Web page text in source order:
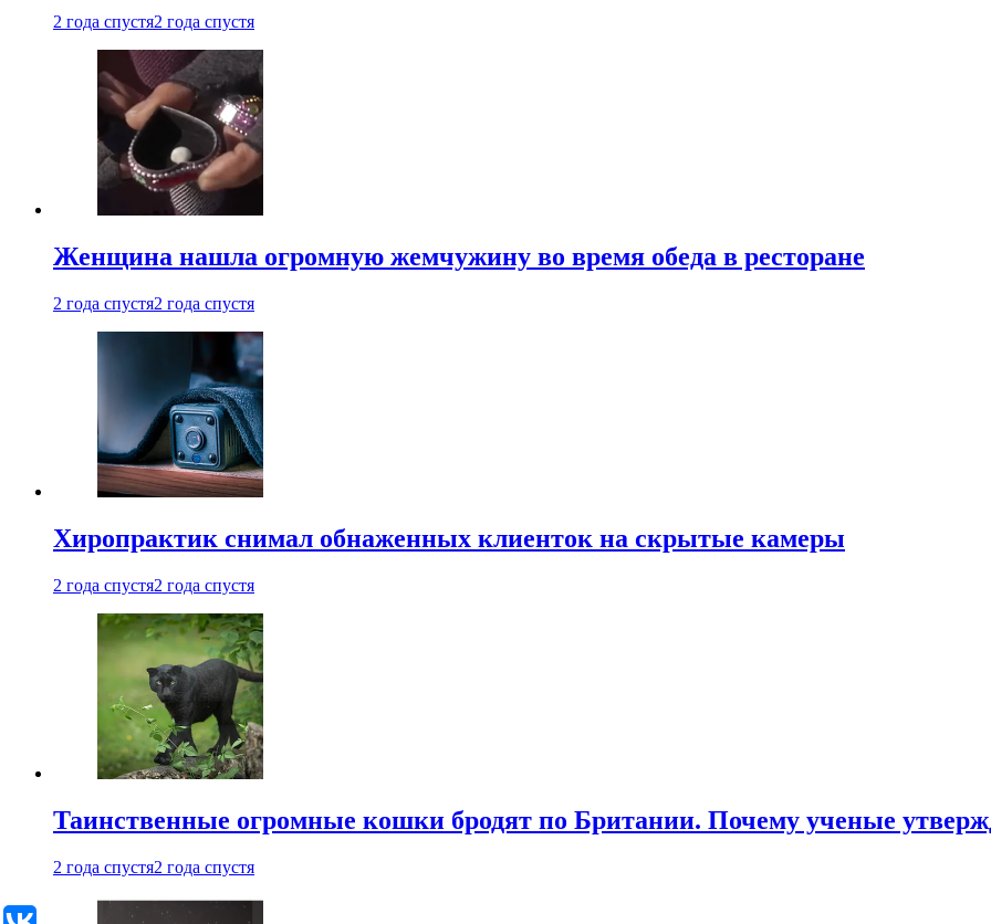
2 года спустя2 года спустя
Женщина нашла огромную жемчужину во время обеда в ресторане
2 года спустя2 года спустя
Хиропрактик снимал обнаженных клиенток на скрытые камеры
2 года спустя2 года спустя
Таинственные огромные кошки бродят по Британии. Почему ученые
2 года спустя2 года спустя